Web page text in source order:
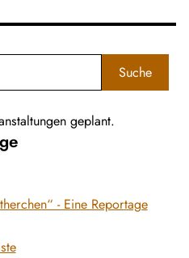
Suche
geplant.
- Eine Reportage